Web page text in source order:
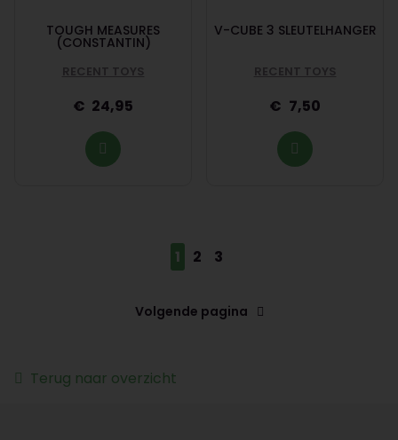
TOUGH MEASURES
(CONSTANTIN)
RECENT TOYS
24,95
V-CUBE 3 SLEUTELHANGER
RECENT TOYS
7,50
1 2 3
Volgende pagina
Terug naar overzicht